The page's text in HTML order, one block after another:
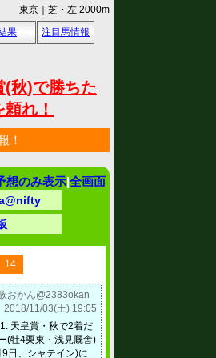
東京｜芝・左 2000m
果 注目馬情報
(秋)で勝ちた
れ！
！
想のみ表示|全画面
14
おかん@2383okan
2018/11/03(土) 19:05
天皇賞・秋で2着だ
(牡4栗東・浅見厩舎)
日、シャテイン)に